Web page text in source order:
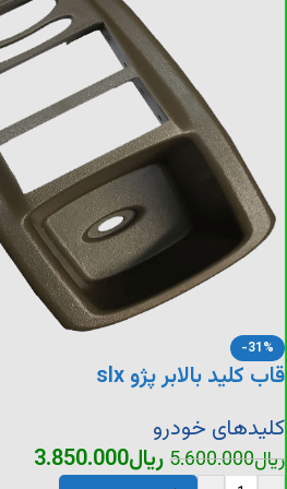
-31%
قاب کلید بالابر پژو slx
کلیدهای خودرو
ریال5.600.000ریال3.850.000